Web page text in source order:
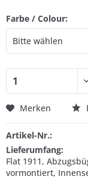
Farbe / Colour:
Merken
Artikel-Nr.:
Lieferumfang:
Flat 1911,
vormontiert,